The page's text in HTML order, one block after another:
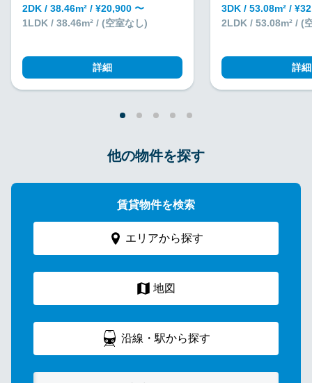
2DK / 38.46m² / ¥20,900 〜
1LDK / 38.46m² / (空室なし)
詳細
3DK / 53.08m² /
2LDK / 53.08m² / (
詳細
他の物件を探す
賃貸物件を検索
エリアから探す
地図
沿線・駅から探す